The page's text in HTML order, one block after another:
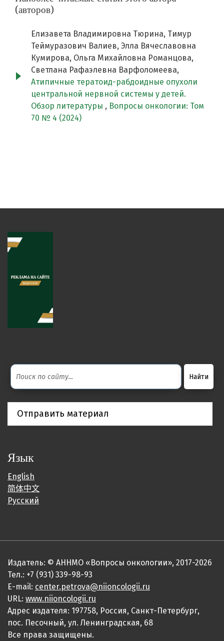
(авторов)
Eлизавета Владимировна Тюрина, Тимур
Теймуразович Валиев, Элла Вячеславовна
Кумирова, Ольга Михайловна Романцова,
Светлана Рафаэлевна Варфоломеева,
Атипичные тератоид-рабдоидные опухоли
центральной нервной системы у детей.
Обзор литературы , Вопросы онкологии: Том
70 № 4 (2024)
Отправить материал
Язык
English
简体中文
Русский
Издатель: © АННМО «Вопросы онкологии», 2017-2026
Тел.: +7 (931) 339-98-93
E-mail: center.petrova@niioncologii.ru
URL: www.niioncologii.ru
Адрес издателя: 197758, Россия, Санкт-Петербург,
пос. Песочный, ул. Ленинградская, 68
Все права защищены.